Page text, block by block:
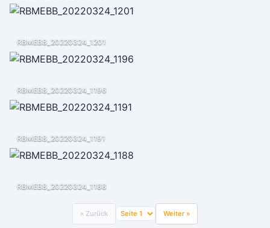
RBMEBB_20220324_1201
RBMEBB_20220324_1196
RBMEBB_20220324_1191
RBMEBB_20220324_1188
« Zurück Weiter »